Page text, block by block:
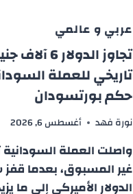
عربي و عالمي
تجاوز الدولار
تاريخي للعملة
حكم بورتسودان
نورة فهد أغسطس 6, 2026
واصلت العملة
غير المسبوق، بعدما